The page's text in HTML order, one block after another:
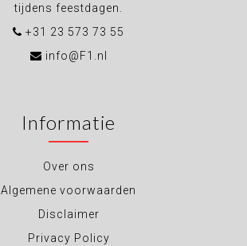
tijdens feestdagen.
+31 23 573 73 55
info@F1.nl
Informatie
Over ons
Algemene voorwaarden
Disclaimer
Privacy Policy